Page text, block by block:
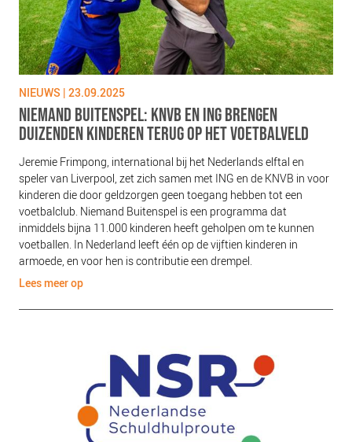
NIEUWS | 23.09.2025
NIEMAND BUITENSPEL: KNVB EN ING BRENGEN
DUIZENDEN KINDEREN TERUG OP HET VOETBALVELD
Jeremie Frimpong, international bij het Nederlands elftal en
speler van Liverpool, zet zich samen met ING en de KNVB in voor
kinderen die door geldzorgen geen toegang hebben tot een
voetbalclub. Niemand Buitenspel is een programma dat
inmiddels bijna 11.000 kinderen heeft geholpen om te kunnen
voetballen. In Nederland leeft één op de vijftien kinderen in
armoede, en voor hen is contributie een drempel.
Lees meer op